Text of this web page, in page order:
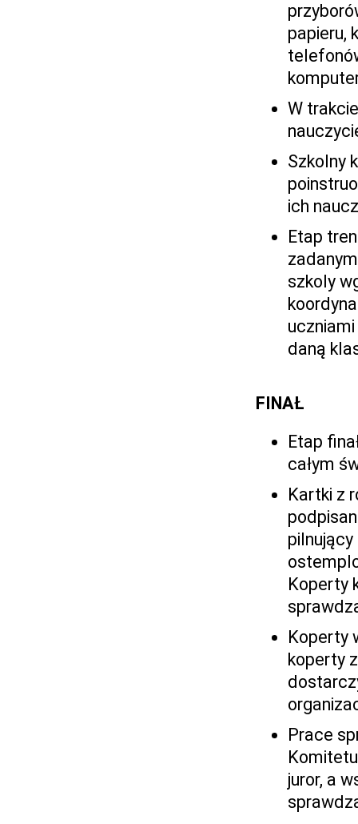
papieru,
W
Szkolny
ich
Etap
szkoly
daną
FINAŁ
Etap
całym
Kartki z
pilnujący
Koperty
Koperty
koperty
Prace
juror, a